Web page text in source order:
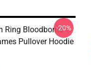
Ring Bloodborne
Pullover Hoodie
-20%